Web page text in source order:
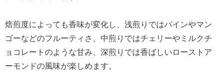
焙煎度によっても香味が変化し、浅煎りではパインやマン
ゴーなどのフルーティさ、中煎りではチェリーやミルクチ
ョコレートのような甘み、深煎りでは香ばしいローストア
ーモンドの風味が楽しめます。